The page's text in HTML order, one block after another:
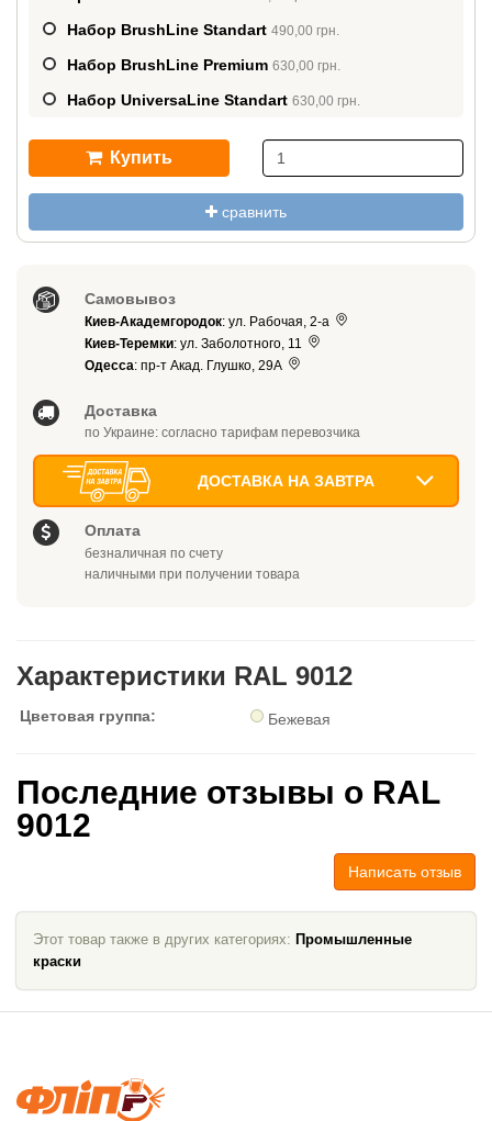
Набор BrushLine Standart 490,00 грн.
Набор BrushLine Premium 630,00 грн.
Набор UniversaLine Standart 630,00 грн.
Купить
сравнить
Самовывоз
Киев-Академгородок: ул. Рабочая, 2-а
Киев-Теремки: ул. Заболотного, 11
Одесса: пр-т Акад. Глушко, 29А
Доставка
по Украине: согласно тарифам перевозчика
ДОСТАВКА НА ЗАВТРА
Оплата
безналичная по счету
наличными при получении товара
Характеристики RAL 9012
Цветовая группа: Бежевая
Последние отзывы о RAL
9012
Написать отзыв
Этот товар также в других категориях: Промышленные
краски